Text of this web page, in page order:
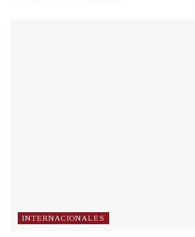
INTERNACIONALES